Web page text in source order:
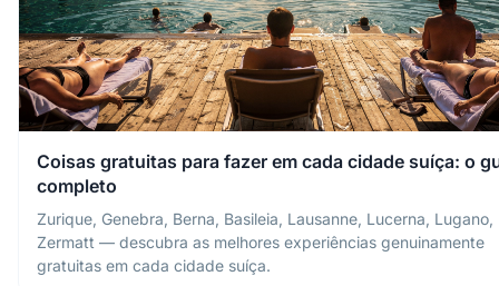
Coisas gratuitas para fazer em cada cidade suíça: o
completo
Zurique, Genebra, Berna, Basileia, Lausanne, Lucerna, Lugano,
Zermatt — descubra as melhores experiências genuinamente
gratuitas em cada cidade suíça.